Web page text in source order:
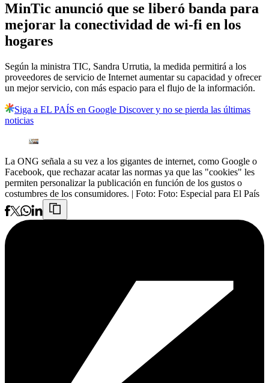
MinTic anunció que se liberó banda para
mejorar la conectividad de wi-fi en los
hogares
Según la ministra TIC, Sandra Urrutia, la medida permitirá a los
proveedores de servicio de Internet aumentar su capacidad y ofrecer
un mejor servicio, con más espacio para el flujo de la información.
Siga a EL PAÍS en Google Discover y no se pierda las últimas
noticias
La ONG señala a su vez a los gigantes de internet, como Google o
Facebook, que rechazar acatar las normas ya que las "cookies" les
permiten personalizar la publicación en función de los gustos o
costumbres de los consumidores. | Foto: Foto: Especial para El País